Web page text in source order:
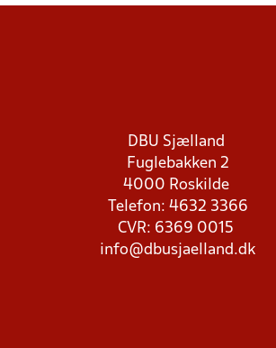
DBU Sjælland
Fuglebakken 2
4000 Roskilde
Telefon: 4632 3366
CVR: 6369 0015
info@dbusjaelland.dk